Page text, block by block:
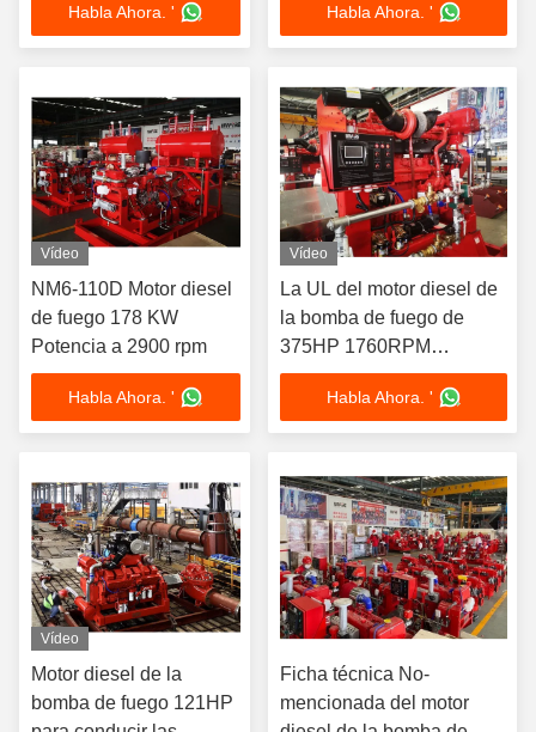
UL1247 y FM1333
Habla Ahora. ' Habla Ahora. '
Vídeo
NM6-110D Motor diesel
de fuego 178 KW
Potencia a 2900 rpm
Habla Ahora. '
Vídeo
La UL del motor diesel de
la bomba de fuego de
375HP 1760RPM
enumeró
Habla Ahora. '
Vídeo
Motor diesel de la
bomba de fuego 121HP
Ficha técnica No-
mencionada del motor